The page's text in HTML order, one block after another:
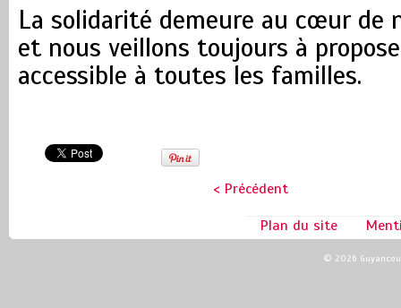
La solidarité demeure au cœur de
et nous veillons toujours à
accessible à toutes les familles.
< Précédent
Plan du site
© 2026